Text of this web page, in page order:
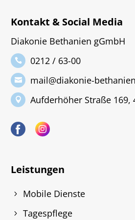
Kontakt & Social Media
Diakonie Bethanien gGmbH
0212 / 63-00
mail@diakonie-
Aufderhöher Straße 169,
Leistungen
Mobile Dienste
Tagespflege